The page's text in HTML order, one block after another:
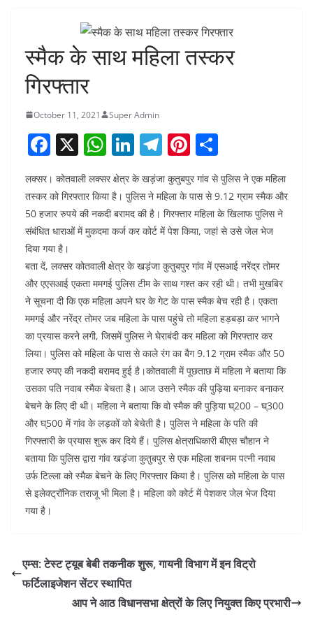
स्मैक के साथ महिला तस्कर
गिरफ्तार
October 11, 2021 Super Admin
F
a
c
e
b
o
o
k
X W
h
at
s
A
p
p
Li
n
k
e
dI
n
T
e
gr
a
m
Pi
nt
er
e
st
h
ar
e
लक्सर। कोतवाली लक्सर क्षेत्र के खड़ंजा कुतुबपुर गांव से पुलिस ने एक महिला
तस्कर को गिरफ्तार किया है। पुलिस ने महिला के पास से 9.12 ग्राम स्मैक और
50 हजार रुपये की नकदी बरामद की है। गिरफ्तार महिला के खिलाफ पुलिस ने
संबंधित धाराओं में मुकदमा कर्ज कर कोर्ट में पेश किया, जहां से उसे जेल भेज
दिया गया है।
बता दें, लक्सर कोतवाली क्षेत्र के खड़ंजा कुतुबपुर गांव में एसआई नरेंद्र तोमर
और एएसआई एकता ममगई पुलिस टीम के साथ गश्त कर रही थी। तभी मुखबिर
ने सूचना दी कि एक महिला अपने घर के गेट के पास स्मैक बेच रही है। एकता
ममगई और नरेंद्र तोमर जब महिला के पास पहुंचे तो महिला हड़बड़ा कर भागने
का प्रयास करने लगी, जिसमें पुलिस ने घेराबंदी कर महिला को गिरफ्तार कर
लिया। पुलिस को महिला के पास से काले रंग का बैग 9.12 ग्राम स्मैक और 50
हजार रुपए की नकदी बरामद हुई है।कोतवाली में पूछताछ में महिला ने बताया कि
उसका पति नवाब स्मैक बेचता है। आज उसने स्मैक की पुड़िया बनाकर बनाकर
बेचने के लिए दी थी। महिला ने बताया कि वो स्मैक की पुड़िया घ्200 – घ्300
और घ्500 में गांव के लड़कों को बेचेती है। पुलिस ने महिला के पति की
गिरफ्तारी के प्रयास शुरू कर दिये हैं। पुलिस क्षेत्राधिकारी बीएस चौहान ने
बताया कि पुलिस द्वारा गांव खड़ंजा कुतुबपुर से एक महिला शबनम पत्नी नवाब
उर्फ टिल्ला को स्मैक बेचने के लिए गिरफ्तार किया है। पुलिस को महिला के पास
से इलेक्ट्रॉनिक तराजू भी मिला है। महिला को कोर्ट में पेशकर जेल भेज दिया
गया है।
एम्स: टेस्ट ट्यूब बेबी तकनीक शुरू, गायनी विभाग में इन विट्रो
फर्टिलाइजेशन सेंटर स्थापित
आप ने आठ विधानसभा क्षेत्रों के लिए नियुक्त किए प्रभारी